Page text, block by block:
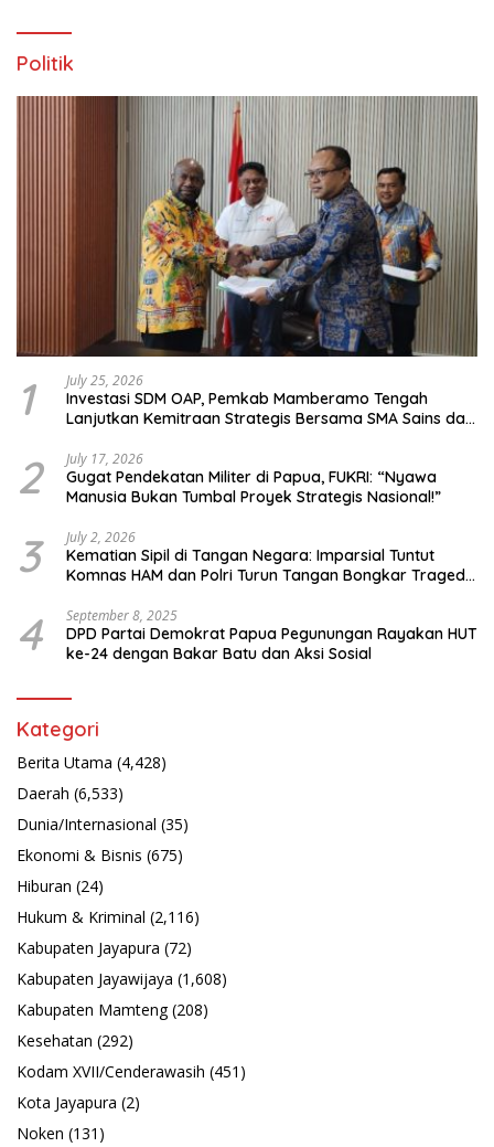
Politik
1 July 25, 2026
Investasi SDM OAP, Pemkab Mamberamo Tengah
Lanjutkan Kemitraan Strategis Bersama SMA Sains dan
2 July 17, 2026
Gugat Pendekatan Militer di Papua, FUKRI: “Nyawa
Manusia Bukan Tumbal Proyek Strategis Nasional!”
3 July 2, 2026
Kematian Sipil di Tangan Negara: Imparsial Tuntut
Komnas HAM dan Polri Turun Tangan Bongkar Tragedi
4 September 8, 2025
DPD Partai Demokrat Papua Pegunungan Rayakan HUT
ke-24 dengan Bakar Batu dan Aksi Sosial
Kategori
Berita Utama (4,428)
Daerah (6,533)
Dunia/Internasional (35)
Ekonomi & Bisnis (675)
Hiburan (24)
Hukum & Kriminal (2,116)
Kabupaten Jayapura (72)
Kabupaten Jayawijaya (1,608)
Kabupaten Mamteng(208)
Kesehatan (292)
Kodam XVII/Cenderawasih (451)
Kota Jayapura (2)
Noken (131)